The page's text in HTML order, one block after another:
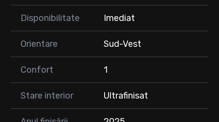
Disponibilitate Imediat
Orientare Sud-Vest
Confort 1
Stare interior Ultrafinisat